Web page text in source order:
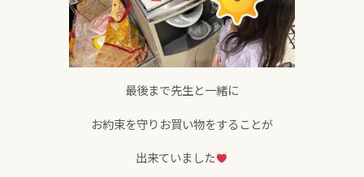
最後まで先生と一緒に
お約束を守りお買い物をすることが
出来ていました